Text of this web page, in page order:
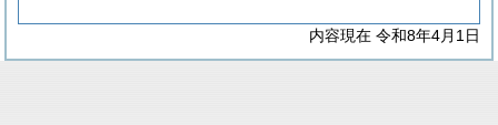
内容現在 令和8年4月1日